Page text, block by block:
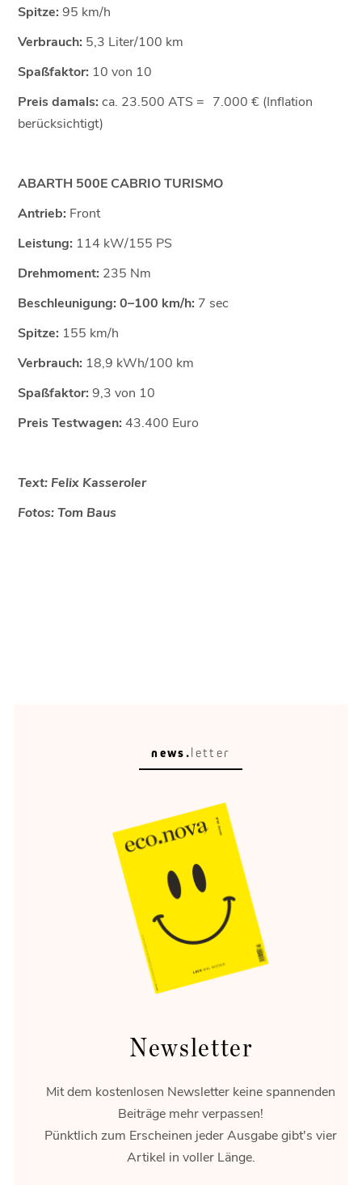
Spitze:95 km/h
Verbrauch: 5,3 Liter/100 km
Spaßfaktor: 10 von 10
Preis damals:ca. 23.500 ATS = 7.000 € (Inflation
berücksichtigt)
ABARTH 500E CABRIO TURISMO
Antrieb: Front
Leistung: 114 kW/155 PS
Drehmoment: 235 Nm
Beschleunigung: 0–100 km/h: 7 sec
Spitze: 155 km/h
Verbrauch: 18,9 kWh/100 km
Spaßfaktor:9,3 von 10
Preis Testwagen:43.400 Euro
Text: Felix Kasseroler
Fotos: Tom Baus
Meisterstück
Der DS N°8 ist das neue französische Flaggschiff.
news.letter
Newsletter
Mit dem kostenlosen Newsletter keine spannenden
Beiträge mehr verpassen!
Pünktlich zum Erscheinen jeder Ausgabe gibt's vier
Artikel in voller Länge.